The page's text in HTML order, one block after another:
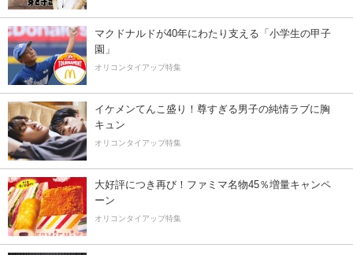
マクドナルドが40年にわたり支える「小学生の甲子
園」
オリコンタイアップ特集
イケメンてんこ盛り！尊すぎる男子の純情ラブに胸
キュン
オリコンタイアップ特集
大好評につき再び！ファミマ名物45％増量キャンペ
ーン
オリコンタイアップ特集